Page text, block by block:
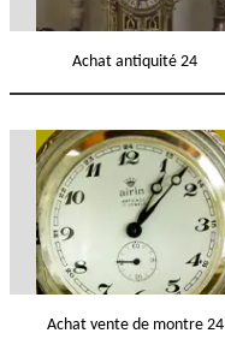
Achat antiquité 24
Achat vente de montre 24